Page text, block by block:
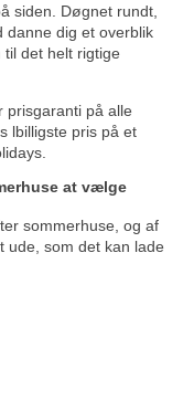
siden. Døgnet rundt,
danne dig et overblik
det helt rigtige
prisgaranti på alle
lbilligste pris på et
at vælge
sommerhuse, og af
som det kan lade